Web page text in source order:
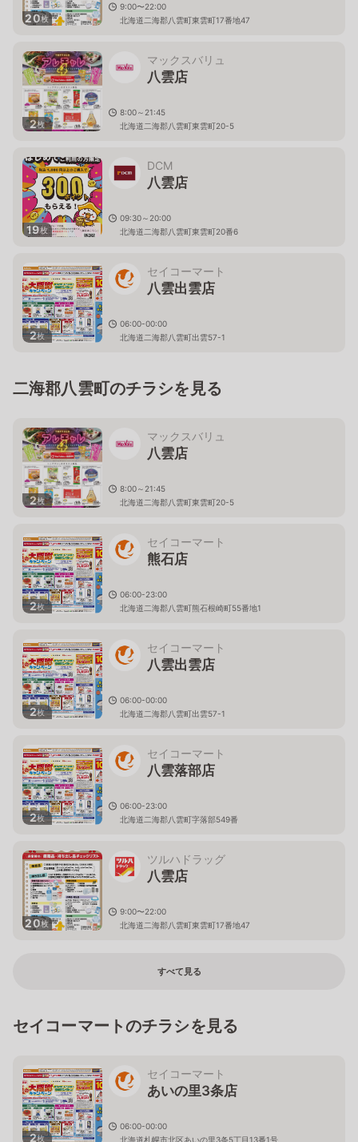
20枚
9:00〜22:00
北海道二海郡八雲町東雲町17番地47
2枚
マックスバリュ
八雲店
8:00～21:45
北海道二海郡八雲町東雲町20-5
19枚
DCM
八雲店
09:30～20:00
北海道二海郡八雲町東雲町20番6
2枚
セイコーマート
八雲出雲店
06:00-00:00
北海道二海郡八雲町出雲57-1
二海郡八雲町のチラシを見る
2枚
マックスバリュ
八雲店
8:00～21:45
北海道二海郡八雲町東雲町20-5
2枚
セイコーマート
熊石店
06:00-23:00
北海道二海郡八雲町熊石根崎町55番地1
2枚
セイコーマート
八雲出雲店
06:00-00:00
北海道二海郡八雲町出雲57-1
2枚
セイコーマート
八雲落部店
06:00-23:00
北海道二海郡八雲町字落部549番
20枚
ツルハドラッグ
八雲店
9:00〜22:00
北海道二海郡八雲町東雲町17番地47
すべて見る
セイコーマートのチラシを見る
2枚
セイコーマート
あいの里3条店
06:00-00:00
北海道札幌市北区あいの里3条5丁目13番1号